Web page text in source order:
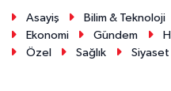
Asayiş Bilim & Teknoloji
Ekonomi
Gündem
Özel
Sağlık Siyaset